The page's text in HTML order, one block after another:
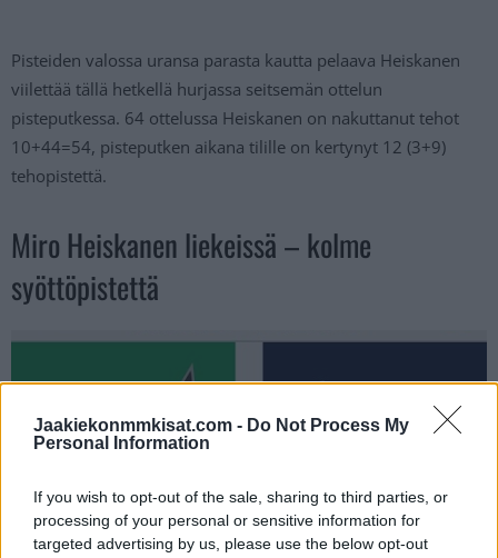
Jaakiekonmmkisat.com - Do Not Process My
Personal Information
If you wish to opt-out of the sale, sharing to third parties, or
processing of your personal or sensitive information for
targeted advertising by us, please use the below opt-out
Pisteiden valossa uransa parasta kautta pelaava Heiskanen
viilettää tällä hetkellä hurjassa seitsemän ottelun
pisteputkessa. 64 ottelussa Heiskanen on nakuttanut tehot
10+44=54, pisteputken aikana tilille on kertynyt 12 (3+9)
tehopistettä.
Miro Heiskanen liekeissä – kolme
syöttöpistettä